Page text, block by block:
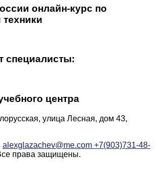
онлайн-курс по
техники
специалисты:
центра
улица Лесная, дом 43,
alexglazachev@me.com +7(903)731-48-
права защищены.